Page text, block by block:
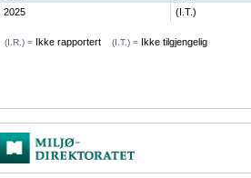
2025
(I.T.)
(I.R.) = Ikke rapportert (I.T.) = Ikke tilgjengelig